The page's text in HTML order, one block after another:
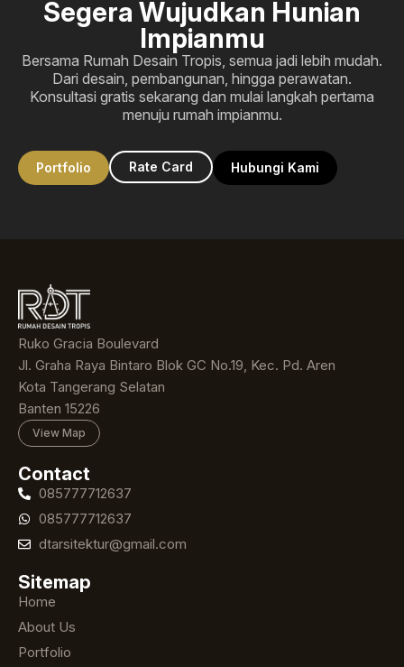
Segera Wujudkan Hunian
Impianmu
Bersama Rumah Desain Tropis, semua jadi lebih mudah.
Dari desain, pembangunan, hingga perawatan.
Konsultasi gratis sekarang dan mulai langkah pertama
menuju rumah impianmu.
Portfolio Rate Card Hubungi Kami
Ruko Gracia Boulevard
Jl. Graha Raya Bintaro Blok GC No.19, Kec. Pd. Aren
Kota Tangerang Selatan
Banten 15226
View Map
Contact
085777712637
085777712637
dtarsitektur@gmail.com
Sitemap
Home
About Us
Portfolio